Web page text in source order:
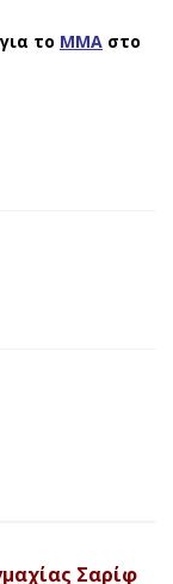
το ΜΜΑ στο
Σαρίφ